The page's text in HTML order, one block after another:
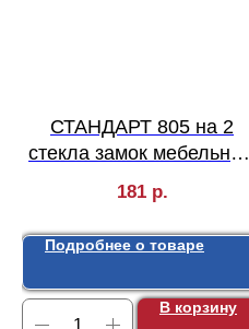
СТАНДАРТ 805 на 2
стекла замок мебельный
(240,12)
181 р.
Подробнее о товаре
В корзину